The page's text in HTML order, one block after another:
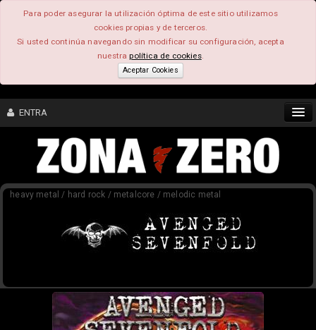
Para poder asegurar la utilización óptima de este sitio utilizamos
cookies propias y de terceros.
Si usted continúa navegando sin modificar su configuración, acepta
nuestrapolítica de cookies.
Aceptar Cookies
ENTRA
CONTENIDO
COMUNIDAD
FEEEDBACK
heavy metal / hard rock / metalcore / melodic metal